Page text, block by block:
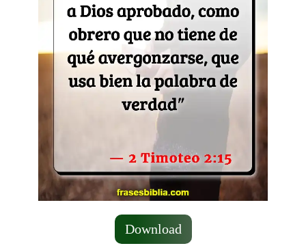
Download